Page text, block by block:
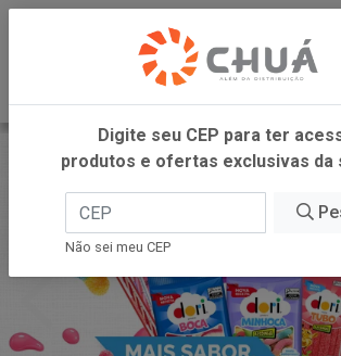
Digite seu CEP para ter
produtos e ofertas exclusivas da
Não sei meu CEP